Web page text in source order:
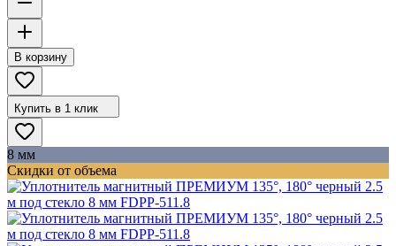
В корзину
Купить в 1 клик
8 мм
Скидки от объема